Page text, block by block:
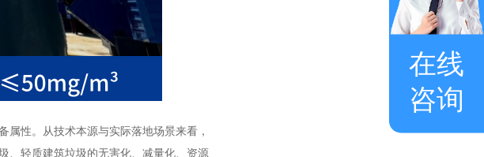
性。从技术本源与实际落地场景来看，
、轻质建筑垃圾的无害化、减量化、资源
在线
咨询